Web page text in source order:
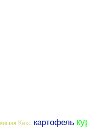
вишня Кекс картофель